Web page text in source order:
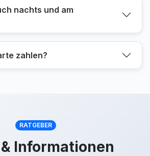
nachts und am
zahlen?
RATGEBER
Informationen